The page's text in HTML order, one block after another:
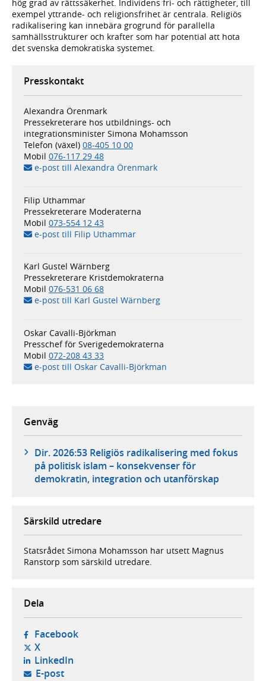
hög grad av rättssäkerhet. Individens fri- och rättigheter, till
exempel yttrande- och religionsfrihet är centrala. Religiös
radikalisering kan innebära grogrund för parallella
samhällsstrukturer och krafter som har potential att hota
det svenska demokratiska systemet.
Presskontakt
Alexandra Örenmark
Pressekreterare hos utbildnings- och
integrationsminister Simona Mohamsson
Telefon (växel) 08-405 10 00
Mobil 076-117 29 48
e-post till Alexandra Örenmark
Filip Uthammar
Pressekreterare Moderaterna
Mobil 073-554 12 43
e-post till Filip Uthammar
Karl Gustel Wärnberg
Pressekreterare Kristdemokraterna
Mobil 076-531 06 68
e-post till Karl Gustel Wärnberg
Oskar Cavalli-Björkman
Presschef för Sverigedemokraterna
Mobil 072-208 43 33
e-post till Oskar Cavalli-Björkman
Genväg
Dir. 2026:53 Religiös radikalisering med fokus
på politisk islam – konsekvenser för
demokratin, integration och utanförskap
Särskild utredare
Statsrådet Simona Mohamsson har utsett Magnus
Ranstorp som särskild utredare.
Dela
Facebook- öppnas i ny flik, extern webbplats,
X- öppnas i ny flik, extern webbplats,
LinkedIn- öppnas i ny flik, extern webbplats,
E-post- öppnar din e-postklient,